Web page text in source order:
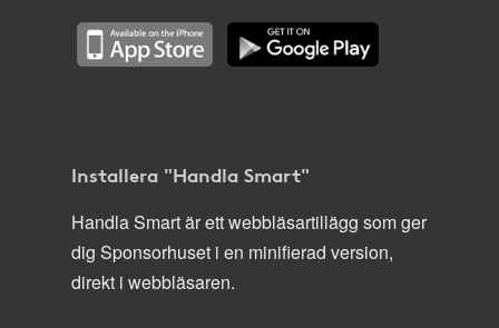
Installera "Handla Smart"
Handla Smart är ett webbläsartillägg som ger
dig Sponsorhuset i en minifierad version,
direkt i webbläsaren.